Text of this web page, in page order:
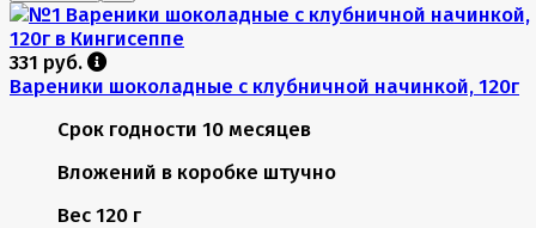
331 руб.
Вареники шоколадные с клубничной начинкой, 120г
Срок годности 10 месяцев
Вложений в коробке штучно
Вес 120 г